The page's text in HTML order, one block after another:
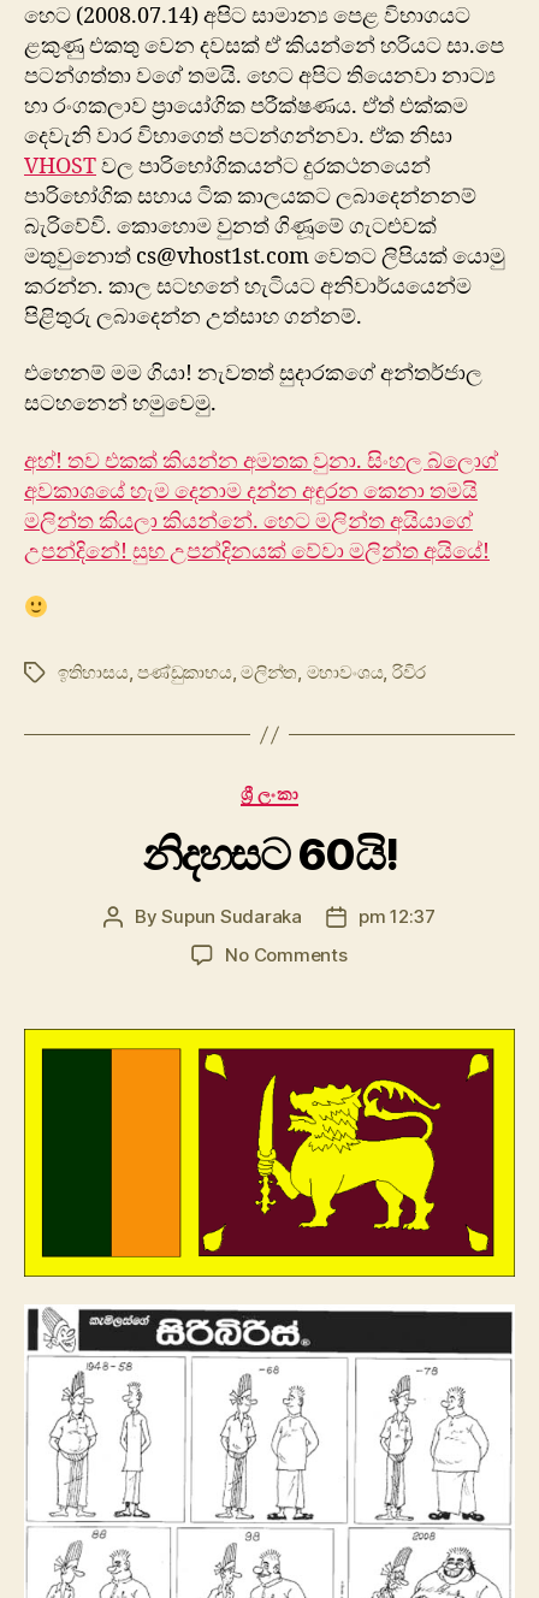
හෙට (2008.07.14) අපිට සාමාන්‍ය පෙළ විභාගයට
ළකුණු එකතු වෙන දවසක් ඒ කියන්නේ හරියට සා.පෙ
පටන්ගත්තා වගේ තමයි. හෙට අපිට තියෙනවා නාට්‍ය
හා රංගකලාව ප්‍රායෝගික පරීක්ෂණය. ඒත් එක්කම
දෙවැනි වාර විභාගෙත් පටන්ගන්නවා. ඒක නිසා
VHOSTවල පාරිභෝගිකයන්ට දුරකථනයෙන්
පාරිභෝගික සහාය ටික කාලයකට ලබාදෙන්නනම්
බැරිවේවි. කොහොම වුනත් ගිණූමේ ගැටළුවක්
මතුවුනොත් cs@vhost1st.com වෙතට ලිපියක් යොමු
කරන්න. කාල සටහනේ හැටියට අනිවාර්යයෙන්ම
පිළිතුරු ලබාදෙන්න උත්සාහ ගන්නම්.
එහෙනම් මම ගියා! නැවතත් සුදාරකගේ අන්තර්ජාල
සටහනෙන් හමුවෙමු.
අහ්! තව එකක් කියන්න අමතක වුනා. සිංහල බ්ලොග්
අවකාශයේ හැම දෙනාම දන්න අඳුරන කෙනා තමයි
මලින්ත කියලා කියන්නේ. හෙට මලින්ත අයියාගේ
උපන්දිනේ! සුභ උපන්දිනයක් වේවා මලින්ත අයියේ!
Tagsඉතිහාසය,පණ්ඩුකාභය,මලින්ත, මහාවංශය, රිවිර
Categories
ශ්‍රී ලංකා
නිදහසට 60යි!
PostBySupun Sudaraka
Postpm 12:37
No Commentson